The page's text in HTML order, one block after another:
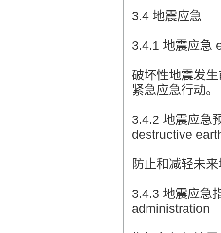
3.4 地震应急
3.4.1 地震应急
破坏性地震发
紧急应急行动。
3.4.2 地震应急
destructive
防止和减轻未
3.4.3 地震应急
administration